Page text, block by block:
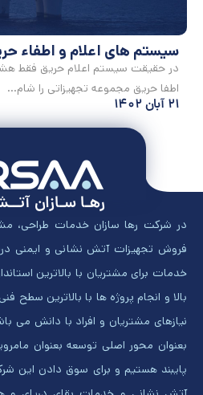
سیستم های اعلام و اطفاء
در حقیقت سیستم اعلام حریق فقط
اطفا حریق مجموعه تجهیزاتی را شام...
۲۱ آبان ۱۴۰۲
رهـا سـازان
در شرکت رها سازان خدمات طراحی،
فروش تجهیزات آتش نشانی و ایمنی
خدمات برای مشتریان با بالاترین
بالا و انجام پروژه ها با بالاترین سطح
نیازهای مشتریان و افراد با دانش می
بعنوان محور اصلی توسعه بعنوان
پایبند هستیم و برای سوق دادن این